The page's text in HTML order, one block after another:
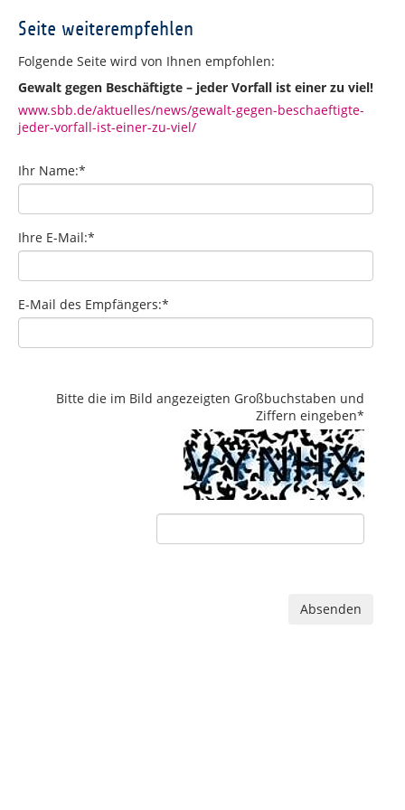
Seite weiterempfehlen
Folgende Seite wird von Ihnen empfohlen:
Gewalt gegen Beschäftigte – jeder Vorfall ist einer zu viel!
www.sbb.de/aktuelles/news/gewalt-gegen-beschaeftigte-
jeder-vorfall-ist-einer-zu-viel/
Ihr Name:*
Ihre E-Mail:*
E-Mail des Empfängers:*
Bitte die im Bild angezeigten Großbuchstaben und
Ziffern eingeben*
Absenden